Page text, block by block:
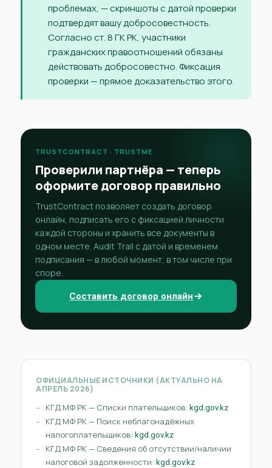
проблемах, — скриншоты с датой проверки
подтвердят вашу добросовестность.
Согласно ст. 8 ГК РК, участники
гражданских правоотношений обязаны
действовать добросовестно. Фиксация
проверки — прямое доказательство этого.
TRUSTCONTRACT · TRUSTME
Проверили партнёра — теперь
оформите договор правильно
TrustContract позволяет создать договор
онлайн, подписать его с фиксацией личности
каждой стороны и хранить все документы в
одном месте. Audit Trail с датой и временем
подписания — в любой момент, в том числе при
споре.
Составить договор онлайн
ОФИЦИАЛЬНЫЕ ИСТОЧНИКИ (АКТУАЛЬНО НА
АПРЕЛЬ 2026)
КГД МФ РК — Списки плательщиков: kgd.gov.kz
КГД МФ РК — Поиск неблагонадёжных
налогоплательщиков: kgd.gov.kz
КГД МФ РК — Сведения об отсутствии/наличии
налоговой задолженности: kgd.gov.kz